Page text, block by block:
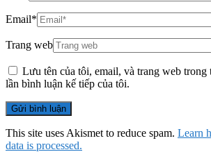
Email*
Trang web
Lưu tên của tôi, email, và trang web trong
lần bình luận kế tiếp của tôi.
This site uses Akismet to reduce spam. Learn
data is processed.